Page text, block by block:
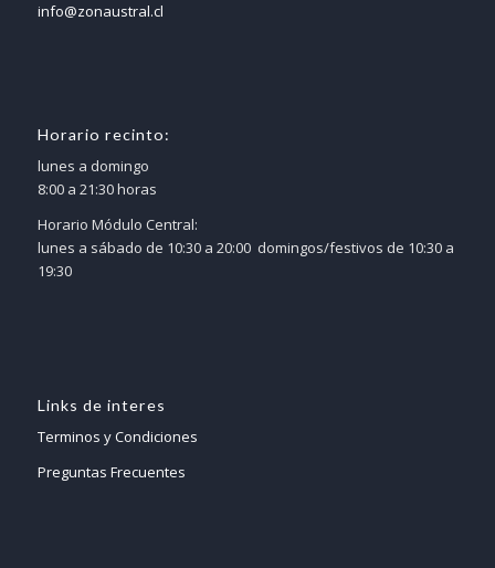
info@zonaustral.cl
Horario recinto:
lunes a domingo
8:00 a 21:30 horas
Horario Módulo Central:
lunes a sábado de 10:30 a 20:00 domingos/festivos de 10:30 a
19:30
Links de interes
Terminos y Condiciones
Preguntas Frecuentes